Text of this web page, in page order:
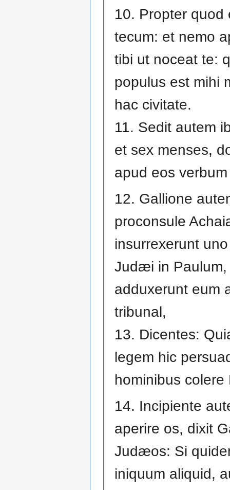
10. Propter quod
tecum: et nemo
tibi ut noceat te:
populus est mihi
hac civitate.
11. Sedit autem
et sex menses,
apud eos
12. Gallione
proconsule
insurrexerunt
Judæi in Paulum,
adduxerunt eum
tribunal,
13. Dicentes:
legem hic
hominibus colere
14. Incipiente
aperire os, dixit
Judæos: Si
iniquum aliquid,